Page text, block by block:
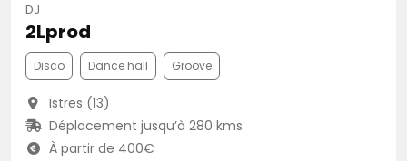
DJ
2Lprod
Disco Dance hall Groove
Istres (13)
Déplacement jusqu’à 280 kms
À partir de 400€